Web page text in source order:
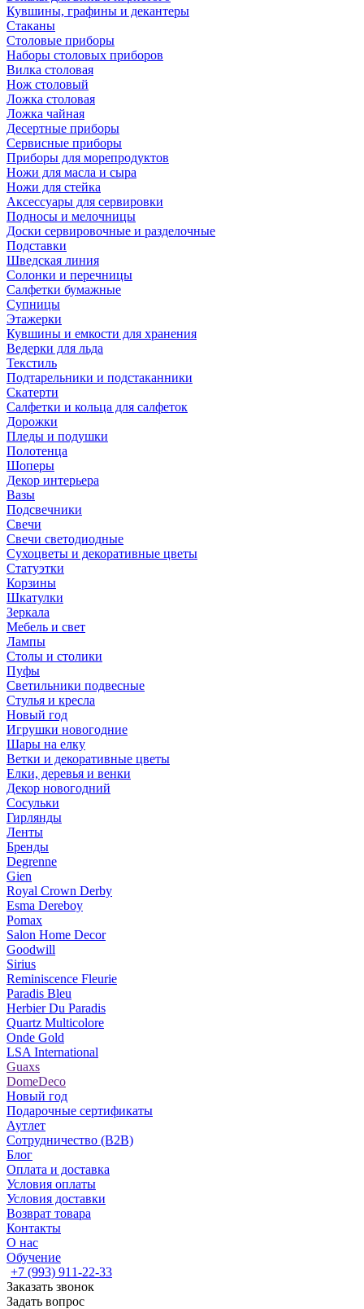
Кувшины, графины и декантеры
Стаканы
Столовые приборы
Наборы столовых приборов
Вилка столовая
Нож столовый
Ложка столовая
Ложка чайная
Десертные приборы
Сервисные приборы
Приборы для морепродуктов
Ножи для масла и сыра
Ножи для стейка
Аксессуары для сервировки
Подносы и мелочницы
Доски сервировочные и разделочные
Подставки
Шведская линия
Солонки и перечницы
Салфетки бумажные
Супницы
Этажерки
Кувшины и емкости для хранения
Ведерки для льда
Текстиль
Подтарельники и подстаканники
Скатерти
Салфетки и кольца для салфеток
Дорожки
Пледы и подушки
Полотенца
Шоперы
Декор интерьера
Вазы
Подсвечники
Свечи
Свечи светодиодные
Сухоцветы и декоративные цветы
Статуэтки
Корзины
Шкатулки
Зеркала
Мебель и свет
Лампы
Столы и столики
Пуфы
Светильники подвесные
Стулья и кресла
Новый год
Игрушки новогодние
Шары на елку
Ветки и декоративные цветы
Елки, деревья и венки
Декор новогодний
Сосульки
Гирлянды
Ленты
Бренды
Degrenne
Gien
Royal Crown Derby
Esma Dereboy
Pomax
Salon Home Decor
Goodwill
Sirius
Reminiscence Fleurie
Paradis Bleu
Herbier Du Paradis
Quartz Multicolore
Onde Gold
LSA International
Guaxs
DomeDeco
Новый год
Подарочные сертификаты
Аутлет
Сотрудничество (B2B)
Блог
Оплата и доставка
Условия оплаты
Условия доставки
Возврат товара
Контакты
О нас
Обучение
+7 (993) 911-22-33
Заказать звонок
Задать вопрос